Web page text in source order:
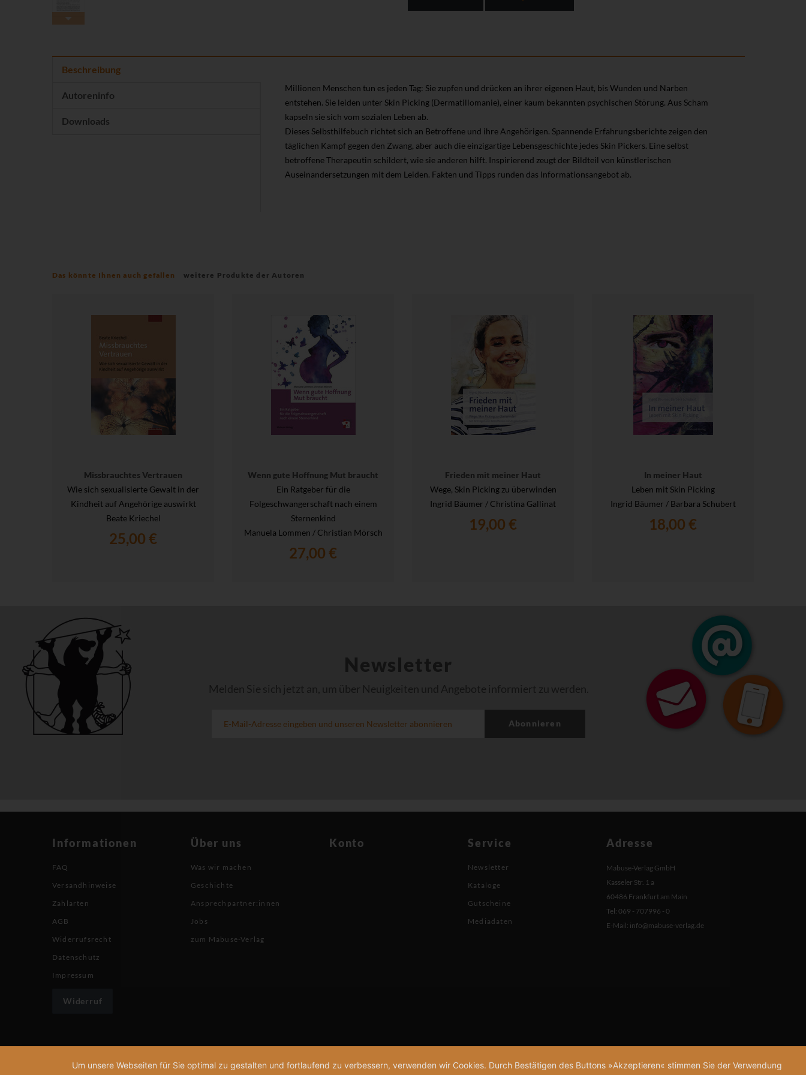
Beschreibung
Autoreninfo
Downloads
Millionen Menschen tun es jeden Tag: Sie zupfen und drücken an ihrer eigenen Haut, bis Wunden und Narben
entstehen. Sie leiden unter Skin Picking (Dermatillomanie), einer kaum bekannten psychischen Störung. Aus Scham
kapseln sie sich vom sozialen Leben ab.
Dieses Selbsthilfebuch richtet sich an Betroffene und ihre Angehörigen. Spannende Erfahrungsberichte zeigen den
täglichen Kampf gegen den Zwang, aber auch die einzigartige Lebensgeschichte jedes Skin Pickers. Eine selbst
betroffene Therapeutin schildert, wie sie anderen hilft. Inspirierend zeugt der Bildteil von künstlerischen
Auseinandersetzungen mit dem Leiden. Fakten und Tipps runden das Informationsangebot ab.
Das könnte Ihnen auch gefallen weitere Produkte der Autoren
Missbrauchtes Vertrauen
Wie sich sexualisierte Gewalt in der
Kindheit auf Angehörige auswirkt
Beate Kriechel
25,00 €
Wenn gute Hoffnung Mut braucht
Ein Ratgeber für die
Folgeschwangerschaft nach einem
Sternenkind
Manuela Lommen / Christian Mörsch
27,00 €
Frieden mit meiner Haut
Wege, Skin Picking zu überwinden
Ingrid Bäumer / Christina Gallinat
19,00 €
In meiner Haut
Leben mit Skin Picking
Ingrid Bäumer / Barbara Schubert
18,00 €
Newsletter
Melden Sie sich jetzt an, um über Neuigkeiten und Angebote informiert zu werden.
Abonnieren
Informationen
FAQ
Versandhinweise
Zahlarten
AGB
Widerrufsrecht
Datenschutz
Impressum
Widerruf
Über uns
Was wir machen
Geschichte
Ansprechpartner:innen
Jobs
zum Mabuse-Verlag
Konto Service
Newsletter
Kataloge
Gutscheine
Mediadaten
Adresse
Mabuse-Verlag GmbH
Kasseler Str. 1 a
60486 Frankfurt am Main
Tel: 069 - 707996 - 0
E-Mail: info@mabuse-verlag.de
Um unsere Webseiten für Sie optimal zu gestalten und fortlaufend zu verbessern, verwenden wir Cookies. Durch Bestätigen des Buttons »Akzeptieren« stimmen Sie der Verwendung